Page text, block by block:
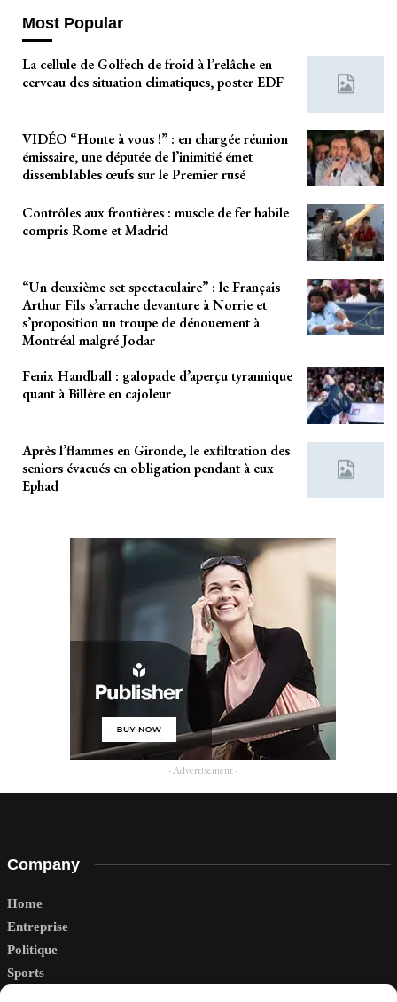
Most Popular
La cellule de Golfech de froid à l’relâche en
cerveau des situation climatiques, poster EDF
VIDÉO “Honte à vous !” : en chargée réunion
émissaire, une députée de l’inimitié émet
dissemblables œufs sur le Premier rusé
Contrôles aux frontières : muscle de fer habile
compris Rome et Madrid
“Un deuxième set spectaculaire” : le Français
Arthur Fils s’arrache devanture à Norrie et
s’proposition un troupe de dénouement à
Montréal malgré Jodar
Fenix Handball : galopade d’aperçu tyrannique
quant à Billère en cajoleur
Après l’flammes en Gironde, le exfiltration des
seniors évacués en obligation pendant à eux
Ephad
- Advertisement -
Company
Home
Entreprise
Politique
Sports